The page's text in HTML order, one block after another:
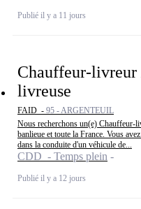
Publié il y a 11 jours
Chauffeur-livreur
livreuse
FAID - 95 - ARGENTEUIL
Nous recherchons un(e)
banlieue et toute la France. Vous
dans la conduite d'un véhicule de...
CDD - Temps plein
Publié il y a 12 jours